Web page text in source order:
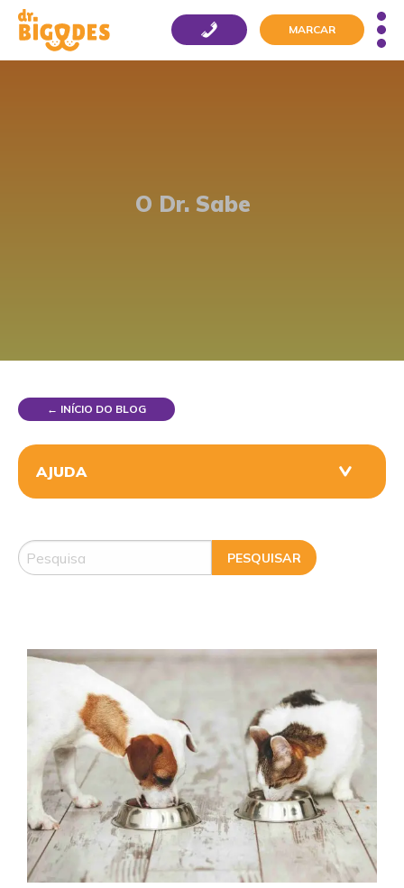
MARCAR
O Dr. Sabe
← INÍCIO DO BLOG